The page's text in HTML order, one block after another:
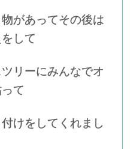
があってその後は
して
リーにみんなでオ
て
けをしてくれまし